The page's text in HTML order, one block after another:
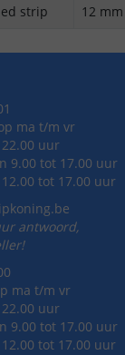
strip
12 mm
ma t/m vr
uur
9.00 tot 17.00 uur
tot 17.00 uur
antwoord,
ma t/m vr
uur
9.00 tot 17.00 uur
tot 17.00 uur